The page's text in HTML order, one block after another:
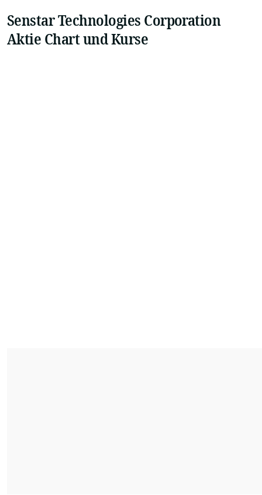
Senstar Technologies Corporation
Aktie Chart und Kurse